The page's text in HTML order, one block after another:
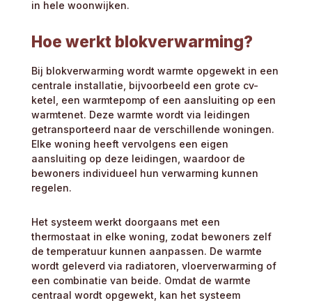
in hele woonwijken.
Hoe werkt blokverwarming?
Bij blokverwarming wordt warmte opgewekt in een
centrale installatie, bijvoorbeeld een grote cv-
ketel, een warmtepomp of een aansluiting op een
warmtenet. Deze warmte wordt via leidingen
getransporteerd naar de verschillende woningen.
Elke woning heeft vervolgens een eigen
aansluiting op deze leidingen, waardoor de
bewoners individueel hun verwarming kunnen
regelen.
Het systeem werkt doorgaans met een
thermostaat in elke woning, zodat bewoners zelf
de temperatuur kunnen aanpassen. De warmte
wordt geleverd via radiatoren, vloerverwarming of
een combinatie van beide. Omdat de warmte
centraal wordt opgewekt, kan het systeem